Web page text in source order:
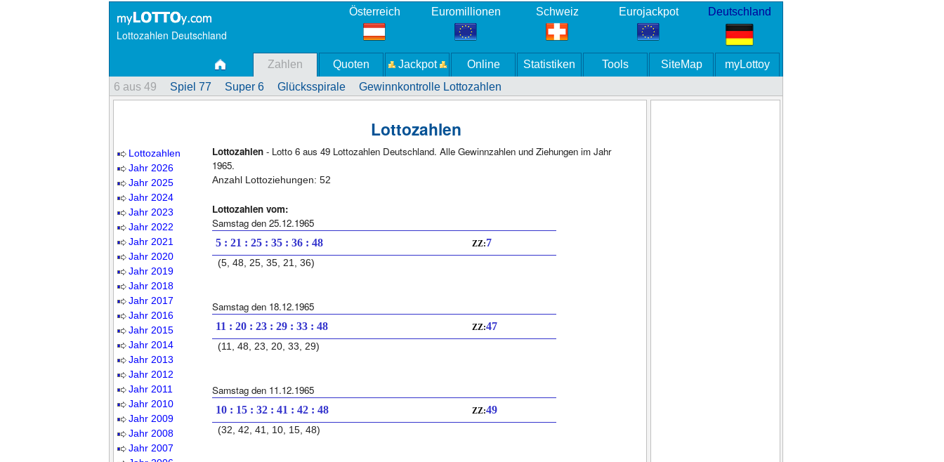
Lottozahlen Deutschland
Österreich Euromillionen Schweiz Eurojackpot Deutschland
Zahlen Quoten Jackpot Online Statistiken Tools SiteMap
myLottoy
6 aus 49
Spiel 77 Super 6 Glücksspirale Gewinnkontrolle Lottozahlen
Lottozahlen
Jahr 2026
Jahr 2025
Jahr 2024
Jahr 2023
Jahr 2022
Jahr 2021
Jahr 2020
Jahr 2019
Jahr 2018
Jahr 2017
Jahr 2016
Jahr 2015
Jahr 2014
Jahr 2013
Jahr 2012
Jahr 2011
Jahr 2010
Jahr 2009
Jahr 2008
Jahr 2007
Lottozahlen
Lottozahlen - Lotto 6 aus 49 Lottozahlen Deutschland. Alle Gewinnzahlen und Ziehungen im Jahr
1965.
Anzahl Lottoziehungen: 52
Lottozahlen vom:
Samstag den 25.12.1965
5 : 21 : 25 : 35 : 36 : 48 ZZ:7
(5, 48, 25, 35, 21, 36)
Samstag den 18.12.1965
11 : 20 : 23 : 29 : 33 : 48 ZZ:47
(11, 48, 23, 20, 33, 29)
Samstag den 11.12.1965
10 : 15 : 32 : 41 : 42 : 48 ZZ:49
(32, 42, 41, 10, 15, 48)